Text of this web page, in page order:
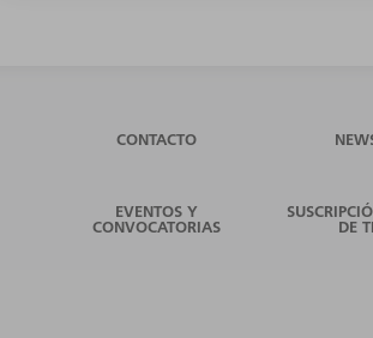
CONTACTO
EVENTOS Y
CONVOCATORIAS
DE